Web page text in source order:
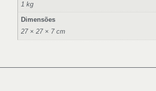
1 kg
Dimensões
27 × 27 × 7 cm